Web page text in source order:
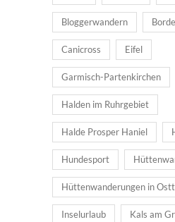
Bloggerwandern
Canicross Eifel
Garmisch-Partenkirchen
Halden im Ruhrgebiet
Halde Prosper Haniel
Hundesport
Hüttenwanderungen in
Inselurlaub Kals am